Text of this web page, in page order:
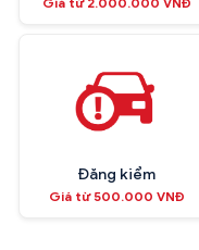
Đăng kiểm
Giá từ 500.000 VNĐ